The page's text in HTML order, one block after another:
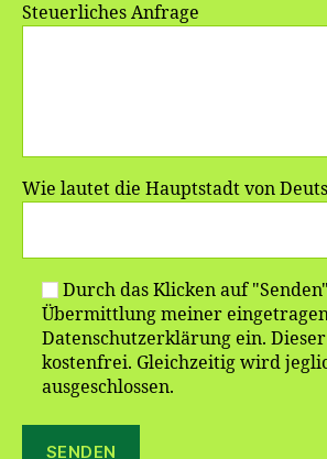
Steuerliches Anfrage
Wie lautet die Hauptstadt von
Durch das Klicken auf
Übermittlung meiner
Datenschutzerklärung ein.
kostenfrei. Gleichzeitig wird
ausgeschlossen.